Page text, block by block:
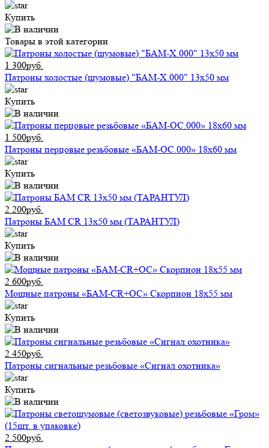
Купить
Товары в этой категории
1 300руб.
Патроны холостые (шумовые) "БАМ-Х.000" 13х50 мм
Купить
1 500руб.
Патроны перцовые резьбовые «БАМ-ОС.000» 18х60 мм
Купить
2 200руб.
Патроны БАМ CR 13х50 мм (ТАРАНТУЛ)
Купить
2 600руб.
Мощные патроны «БАМ-CR+ОС» Скорпион 18х55 мм
Купить
2 450руб.
Патроны сигнальные резьбовые «Сигнал охотника»
Купить
2 500руб.